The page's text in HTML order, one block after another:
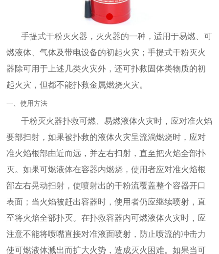
手提式干粉灭火器，灭火器的一种，适用于易燃、可
燃液体、气体及带电设备的初起火灾；手提式干粉灭火
器除可用于上述几类火灾外，还可扑救固体类物质的初
起火灾，但都不能扑救金属燃烧火灾。
一、使用方法
干粉灭火器扑救可燃、易燃液体火灾时，应对准火焰
要部扫射，如果被扑救的液体火灾呈流淌燃烧时，应对
准火焰根部由近而远，并左右扫射，直至把火焰全部扑
灭。如果可燃液体在容器内燃烧，使用者应对准火焰根
部左右晃动扫射，使喷射出的干粉流覆盖整个容器开口
表面；当火焰被赶出容器时，使用者仍应继续喷射，直
至将火焰全部扑灭。在扑救容器内可燃液体火灾时，应
注意不能将喷嘴直接对准液面喷射，防止喷流的冲击力
使可燃液体溅出而扩大火势，造成灭火困难。如果当可